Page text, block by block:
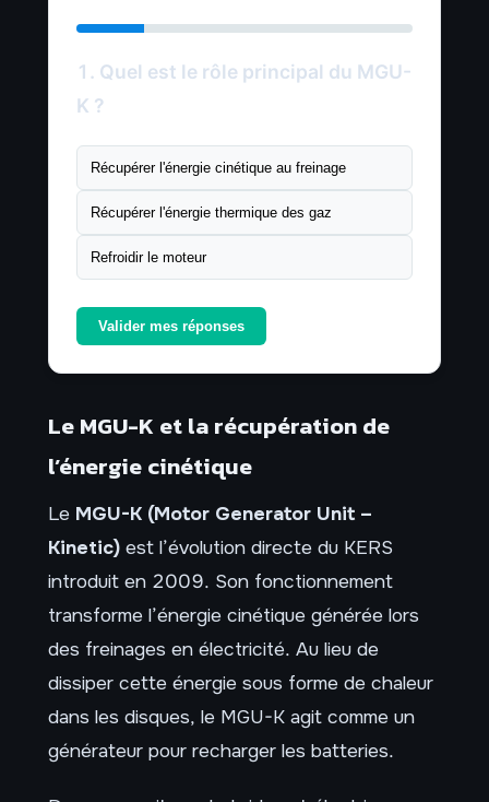
1. Quel est le rôle principal du MGU-
K ?
Récupérer l'énergie cinétique au freinage
Récupérer l'énergie thermique des gaz
Refroidir le moteur
Valider mes réponses
Le MGU-K et la récupération de
l’énergie cinétique
Le MGU-K (Motor Generator Unit –
Kinetic) est l’évolution directe du KERS
introduit en 2009. Son fonctionnement
transforme l’énergie cinétique générée lors
des freinages en électricité. Au lieu de
dissiper cette énergie sous forme de chaleur
dans les disques, le MGU-K agit comme un
générateur pour recharger les batteries.